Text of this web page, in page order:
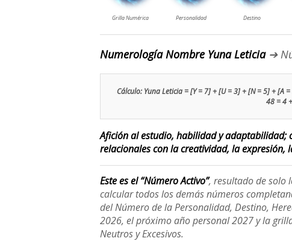
Numerología Nombre Yuna Leticia➔
Cálculo: Yuna Leticia = [Y = 7] + [U = 3] + [N = 5] + [A
48 = 4
Afición al estudio, habilidad y adaptabilidad;
relacionales con la creatividad, la expresión,
Este es el “Número Activo”, resultado de solo
calcular todos los demás números
del Número de la Personalidad, Destino,
2026, el próximo año personal 2027 y la
Neutros y Excesivos.